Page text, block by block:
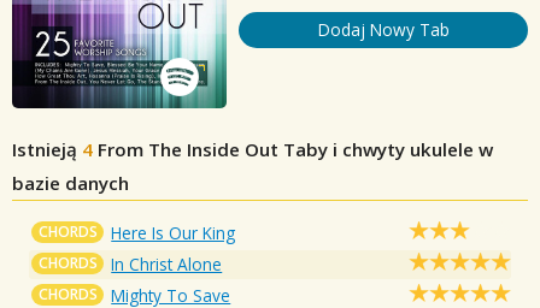
Dodaj Nowy Tab
Istnieją 4 From The Inside Out Taby i chwyty ukulele w
bazie danych
CHORDS Here Is Our King
CHORDS In Christ Alone
CHORDS Mighty To Save